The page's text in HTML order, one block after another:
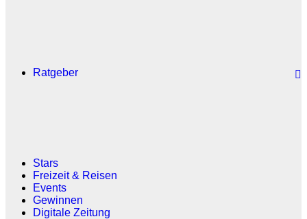
Ratgeber
Stars
Freizeit & Reisen
Events
Gewinnen
Digitale Zeitung